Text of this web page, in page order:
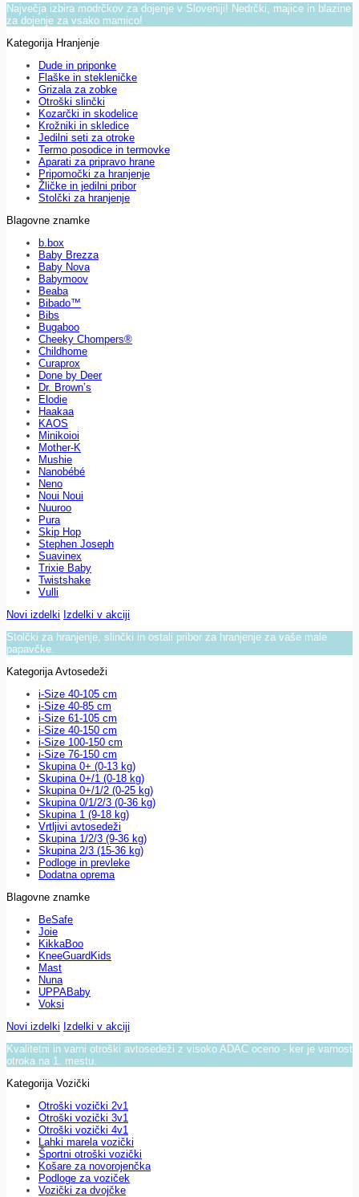
Največja izbira modrčkov za dojenje v Sloveniji! Nedrčki, majice in blazine
za dojenje za vsako mamico!
Kategorija Hranjenje
Dude in priponke
Flaške in stekleničke
Grizala za zobke
Otroški slinčki
Kozarčki in skodelice
Krožniki in skledice
Jedilni seti za otroke
Termo posodice in termovke
Aparati za pripravo hrane
Pripomočki za hranjenje
Žličke in jedilni pribor
Stolčki za hranjenje
Blagovne znamke
b.box
Baby Brezza
Baby Nova
Babymoov
Beaba
Bibado™
Bibs
Bugaboo
Cheeky Chompers®
Childhome
Curaprox
Done by Deer
Dr. Brown’s
Elodie
Haakaa
KAOS
Minikoioi
Mother-K
Mushie
Nanobébé
Neno
Noui Noui
Nuuroo
Pura
Skip Hop
Stephen Joseph
Suavinex
Trixie Baby
Twistshake
Vulli
Novi izdelki Izdelki v akciji
Stolčki za hranjenje, slinčki in ostali pribor za hranjenje za vaše male
papavčke.
Kategorija Avtosedeži
i-Size 40-105 cm
i-Size 40-85 cm
i-Size 61-105 cm
i-Size 40-150 cm
i-Size 100-150 cm
i-Size 76-150 cm
Skupina 0+ (0-13 kg)
Skupina 0+/1 (0-18 kg)
Skupina 0+/1/2 (0-25 kg)
Skupina 0/1/2/3 (0-36 kg)
Skupina 1 (9-18 kg)
Vrtljivi avtosedeži
Skupina 1/2/3 (9-36 kg)
Skupina 2/3 (15-36 kg)
Podloge in prevleke
Dodatna oprema
Blagovne znamke
BeSafe
Joie
KikkaBoo
KneeGuardKids
Mast
Nuna
UPPABaby
Voksi
Novi izdelki Izdelki v akciji
Kvalitetni in varni otroški avtosedeži z visoko ADAC oceno - ker je varnost
otroka na 1. mestu.
Kategorija Vozički
Otroški vozički 2v1
Otroški vozički 3v1
Otroški vozički 4v1
Lahki marela vozički
Športni otroški vozički
Košare za novorojenčka
Podloge za voziček
Vozički za dvojčke